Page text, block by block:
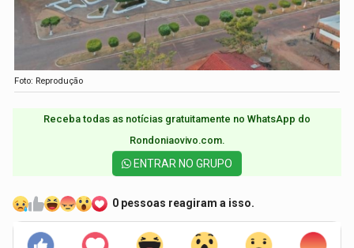
Foto: Reprodução
Receba todas as notícias gratuitamente no WhatsApp do
Rondoniaovivo.com.​
ENTRAR NO GRUPO
0 pessoas reagiram a isso.